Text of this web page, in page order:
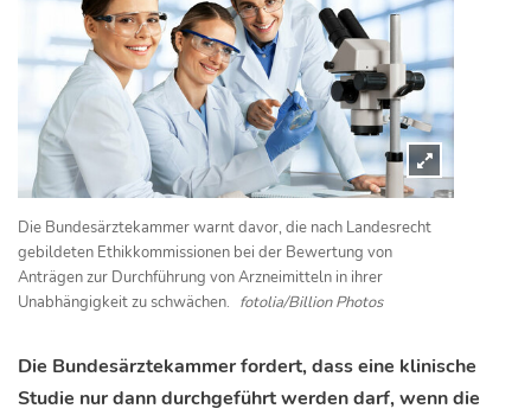
Die Bundesärztekammer warnt davor, die nach Landesrecht
gebildeten Ethikkommissionen bei der Bewertung von
Anträgen zur Durchführung von Arzneimitteln in ihrer
Unabhängigkeit zu schwächen. fotolia/Billion Photos
Die Bundesärztekammer fordert, dass eine klinische
Studie nur dann durchgeführt werden darf, wenn die